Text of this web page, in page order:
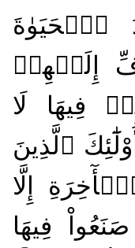
ٱلۡحَيَوٰةَ
إِلَيۡهِمۡ
فِيهَا لَا
ٱلَّذِينَ
إِلَّا
فِيهَا